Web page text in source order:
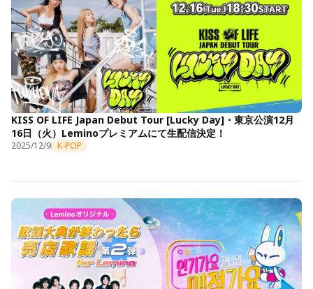
KISS OF LIFE Japan Debut Tour [Lucky Day]・東京公演12月
16日（火）Leminoプレミアムにて生配信決定！
2025/12/9 K-POP